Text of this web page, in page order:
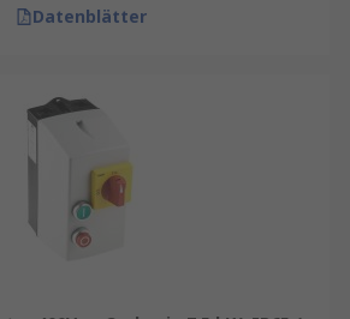
Datenblätter